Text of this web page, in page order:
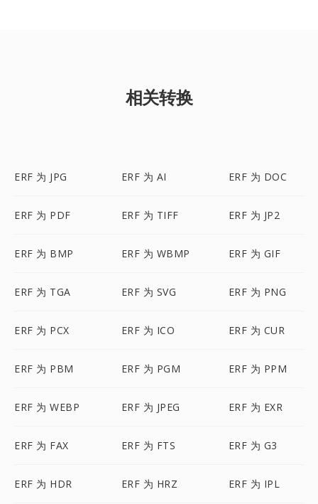
相关转换
ERF 为 JPG ERF 为 AI ERF 为 DOC
ERF 为 PDF ERF 为 TIFF ERF 为 JP2
ERF 为 BMP ERF 为 WBMP ERF 为 GIF
ERF 为 TGA ERF 为 SVG ERF 为 PNG
ERF 为 PCX ERF 为 ICO ERF 为 CUR
ERF 为 PBM ERF 为 PGM ERF 为 PPM
ERF 为 WEBP ERF 为 JPEG ERF 为 EXR
ERF 为 FAX ERF 为 FTS ERF 为 G3
ERF 为 HDR ERF 为 HRZ ERF 为 IPL